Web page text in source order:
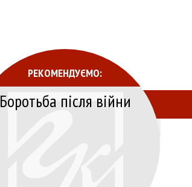
РЕКОМЕНДУЄМО:
Боротьба після війни